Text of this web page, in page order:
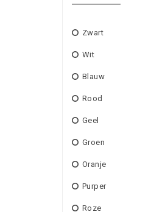
Zwart
Wit
Blauw
Rood
Geel
Groen
Oranje
Purper
Roze